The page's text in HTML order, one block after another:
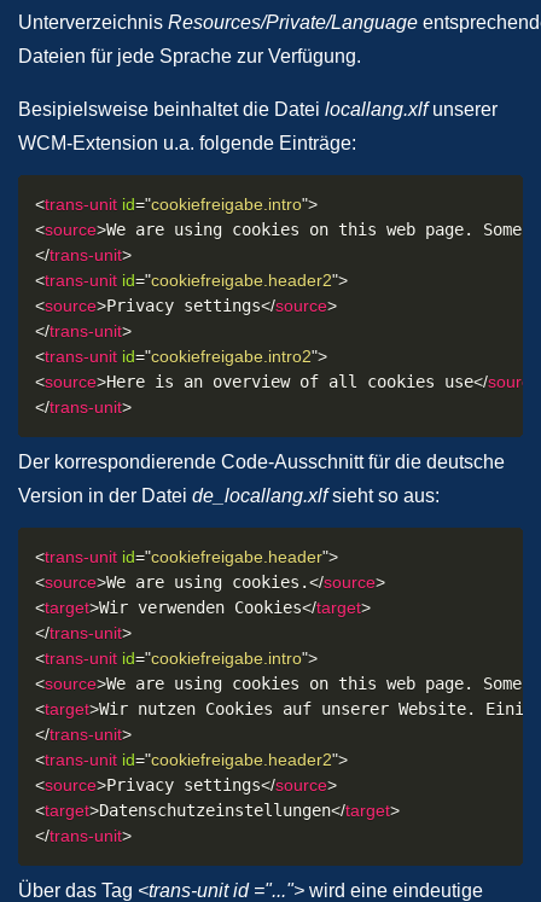
Unterverzeichnis Resources/Private/Language
Dateien für jede Sprache zur Verfügung.
Besipielsweise beinhaltet die Datei locallang.xlfunserer
WCM-Extension u.a. folgende Einträge:
<trans-unit id="cookiefreigabe.intro">
<source>We are using cookies on this web page.
</trans-unit>
<trans-unit id="cookiefreigabe.header2">
<source>Privacy settings</source>
</trans-unit>
<trans-unit id="cookiefreigabe.intro2">
<source>Here is an overview of all cookies use</source
</trans-unit>
Der korrespondierende Code-Ausschnitt für die deutsche
Version in der Datei de_locallang.xlfsieht so aus:
<trans-unit id="cookiefreigabe.header">
<source>We are using cookies.</source>
<target>Wir verwenden Cookies</target>
</trans-unit>
<trans-unit id="cookiefreigabe.intro">
<source>We are using cookies on this web page.
<target>Wir nutzen Cookies auf unserer Website.
</trans-unit>
<trans-unit id="cookiefreigabe.header2">
<source>Privacy settings</source>
<target>Datenschutzeinstellungen</target>
</trans-unit>
Über das Tag <trans-unit id ="..."> wird eine eindeutige